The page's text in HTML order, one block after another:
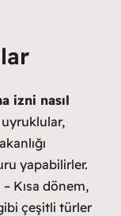
izni nasıl
uyruklular,
yapabilirler.
– Kısa dönem,
çeşitli türler